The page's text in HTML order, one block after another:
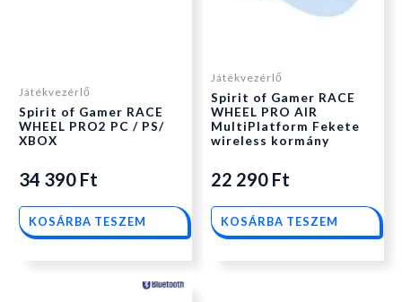
Játékvezérlő
Spirit of Gamer RACE
WHEEL PRO2 PC / PS/
XBOX
34 390 Ft
KOSÁRBA TESZEM
Játékvezérlő
Spirit of Gamer RACE
WHEEL PRO AIR
MultiPlatform Fekete
wireless kormány
22 290 Ft
KOSÁRBA TESZEM